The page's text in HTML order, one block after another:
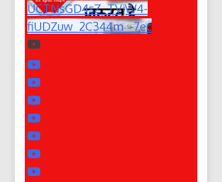
UCTNsGD4sZ_TVjW4-
fiUDZuw_2C344m_-7ec